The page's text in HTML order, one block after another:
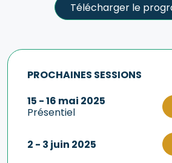
Télécharger le
PROCHAINES SESSIONS
15 - 16 mai 2025
Présentiel
2 - 3 juin 2025